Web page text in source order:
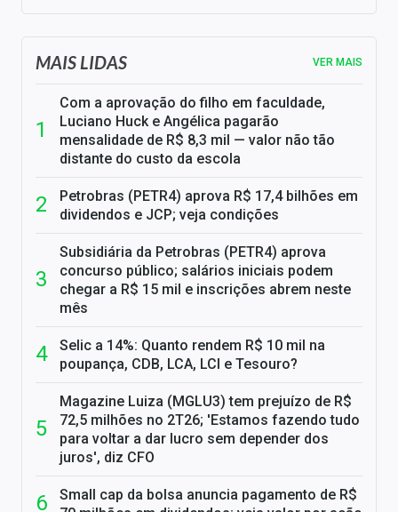
MAIS LIDAS VER MAIS
Com a aprovação do filho em faculdade,
Luciano Huck e Angélica pagarão
mensalidade de R$ 8,3 mil — valor não tão
distante do custo da escola
Petrobras (PETR4) aprova R$ 17,4 bilhões em
dividendos e JCP; veja condições
Subsidiária da Petrobras (PETR4) aprova
concurso público; salários iniciais podem
chegar a R$ 15 mil e inscrições abrem neste
mês
Selic a 14%: Quanto rendem R$ 10 mil na
poupança, CDB, LCA, LCI e Tesouro?
Magazine Luiza (MGLU3) tem prejuízo de R$
72,5 milhões no 2T26; 'Estamos fazendo tudo
para voltar a dar lucro sem depender dos
juros', diz CFO
Small cap da bolsa anuncia pagamento de R$